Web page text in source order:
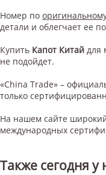
Номер по
детали и облегчает ее
Купить Капот Китай для
не подойдет.
«China Trade» –
только
На нашем сайте
международных
Также сегодня у